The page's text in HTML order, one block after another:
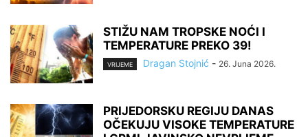
STIŽU NAM TROPSKE NOĆI I
TEMPERATURE PREKO 39!
VRIJEME Dragan Stojnić - 26. Juna 2026.
PRIJEDORSKU REGIJU DANAS
OČEKUJU VISOKE TEMPERATURE